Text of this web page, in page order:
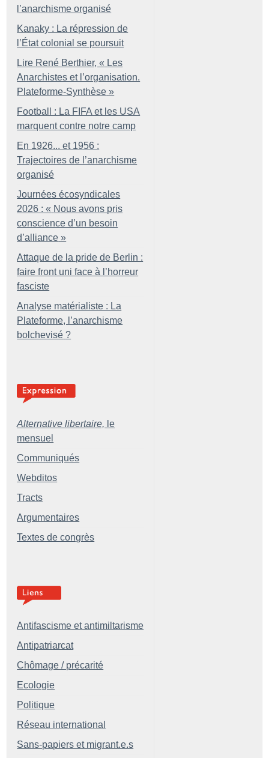
l’anarchisme organisé
Kanaky : La répression de
l’État colonial se poursuit
Lire René Berthier, « Les
Anarchistes et l’organisation.
Plateforme-Synthèse »
Football : La FIFA et les USA
marquent contre notre camp
En 1926... et 1956 :
Trajectoires de l’anarchisme
organisé
Journées écosyndicales
2026 : « Nous avons pris
conscience d’un besoin
d’alliance »
Attaque de la pride de Berlin :
faire front uni face à l’horreur
fasciste
Analyse matérialiste : La
Plateforme, l’anarchisme
bolchevisé ?
Alternative libertaire, le
mensuel
Communiqués
Webditos
Tracts
Argumentaires
Textes de congrès
Antifascisme et antimiltarisme
Antipatriarcat
Chômage / précarité
Ecologie
Politique
Réseau international
Sans-papiers et migrant.e.s